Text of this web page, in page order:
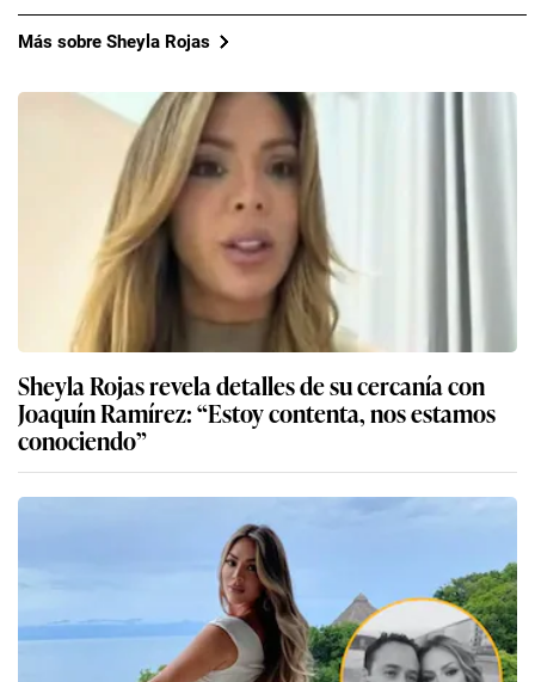
Más sobre Sheyla Rojas
Sheyla Rojas revela detalles de su cercanía con
Joaquín Ramírez: “Estoy contenta, nos estamos
conociendo”